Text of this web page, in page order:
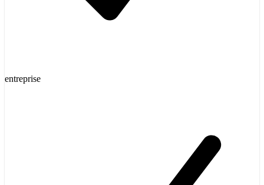
entreprise